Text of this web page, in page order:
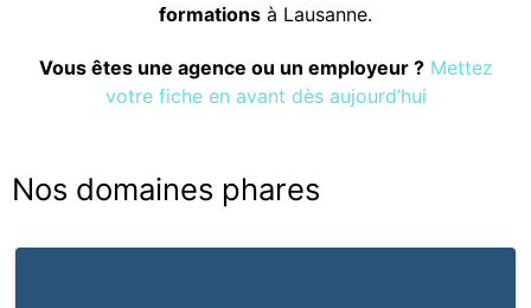
formations à Lausanne.
Vous êtes une agence ou un employeur ? Mettez
votre fiche en avant dès aujourd’hui
Nos domaines phares